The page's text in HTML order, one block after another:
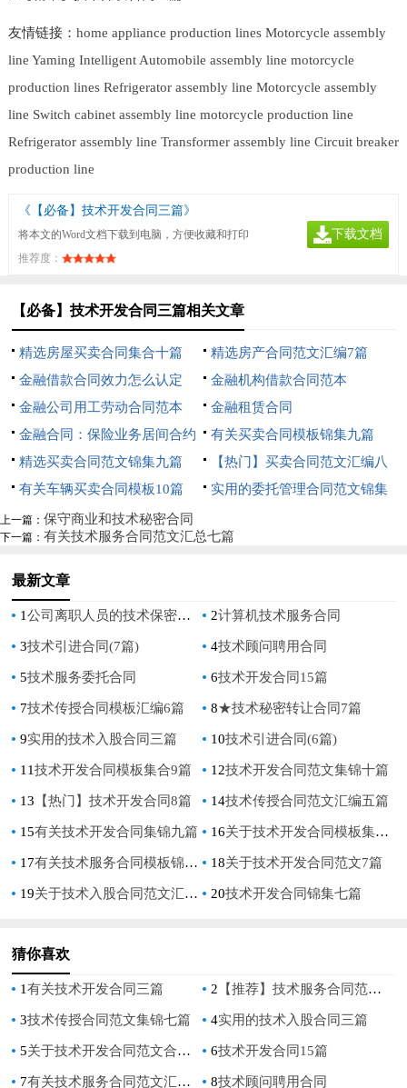
友情链接： home appliance production lines Motorcycle assembly
line Yaming Intelligent Automobile assembly line motorcycle
production lines Refrigerator assembly line Motorcycle assembly
line Switch cabinet assembly line motorcycle production line
Refrigerator assembly line Transformer assembly line Circuit breaker
production line
《【必备】技术开发合同三篇》
将本文的Word文档下载到电脑，方便收藏和打印
推荐度：
下载文档
【必备】技术开发合同三篇相关文章
精选房屋买卖合同集合十篇
精选房产合同范文汇编7篇
金融借款合同效力怎么认定
金融机构借款合同范本
金融公司用工劳动合同范本
金融租赁合同
金融合同：保险业务居间合约
有关买卖合同模板锦集九篇
精选买卖合同范文锦集九篇
【热门】买卖合同范文汇编八
篇
有关车辆买卖合同模板10篇
实用的委托管理合同范文锦集
上一篇： 保守商业和技术秘密合同
下一篇： 有关技术服务合同范文汇总七篇
最新文章
1公司离职人员的技术保密合同 2计算机技术服务合同
3技术引进合同(7篇) 4技术顾问聘用合同
5技术服务委托合同 6技术开发合同15篇
7技术传授合同模板汇编6篇 8★技术秘密转让合同7篇
9实用的技术入股合同三篇 10技术引进合同(6篇)
11技术开发合同模板集合9篇 12技术开发合同范文集锦十篇
13 【热门】技术开发合同8篇 14技术传授合同范文汇编五篇
15有关技术开发合同集锦九篇 16关于技术开发合同模板集锦6篇
17有关技术服务合同模板锦集七篇 18关于技术开发合同范文7篇
19关于技术入股合同范文汇编七篇 20技术开发合同锦集七篇
猜你喜欢
1有关技术开发合同三篇 2 【推荐】技术服务合同范文集锦10篇
3技术传授合同范文集锦七篇 4实用的技术入股合同三篇
5关于技术开发合同范文合集6篇 6技术开发合同15篇
7有关技术服务合同范文汇总七篇 8技术顾问聘用合同